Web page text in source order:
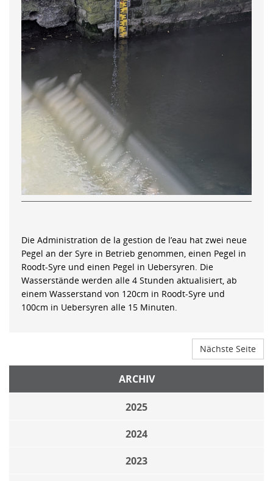
Die Administration de la gestion de l’eau hat zwei neue
Pegel an der Syre in Betrieb genommen, einen Pegel in
Roodt-Syre und einen Pegel in Uebersyren. Die
Wasserstände werden alle 4 Stunden aktualisiert, ab
einem Wasserstand von 120cm in Roodt-Syre und
100cm in Uebersyren alle 15 Minuten.
Nächste Seite
ARCHIV
2025
2024
2023